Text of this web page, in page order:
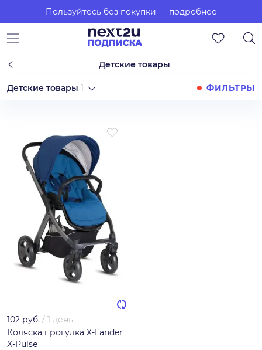
Пользуйтесь без покупки — подробнее
Детские товары
Детские товары 1 ФИЛЬТРЫ
102 руб. / 1 день
Коляска прогулка X-Lander
X-Pulse